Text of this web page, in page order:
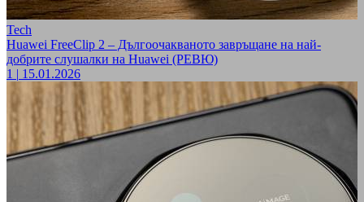
Tech
Huawei FreeClip 2 – Дългоочакваното завръщане на най-
добрите слушалки на Huawei (РЕВЮ)
1 | 15.01.2026